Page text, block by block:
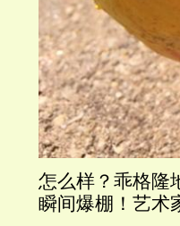
怎么样？乖格隆
瞬间爆棚！艺术